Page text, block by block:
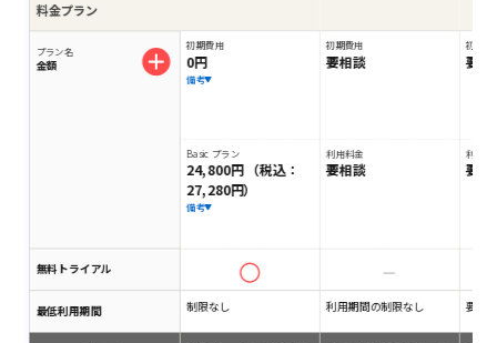
料金プラン
プラン名
金額
無料トライアル
最低利用期間
初期費用
0円
備考
Basic プラン
24,800円 （税込：
27,280円）
備考
制限なし
初期費用
要相談
利用料金
要相談
利用期間の制限なし
初期費
要相
利用料
要相
要相